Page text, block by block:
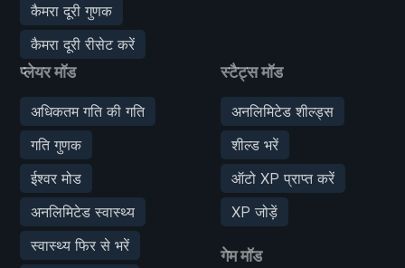
कैमरा दूरी गुणक
कैमरा दूरी रीसेट करें
प्लेयर मॉड
अधिकतम गति की गति
गति गुणक
ईश्वर मोड
अनलिमिटेड स्वास्थ्य
स्वास्थ्य फिर से भरें
स्टैट्स मॉड
अनलिमिटेड शील्ड्स
शील्ड भरें
ऑटो XP प्राप्त करें
XP जोड़ें
गेम मॉड